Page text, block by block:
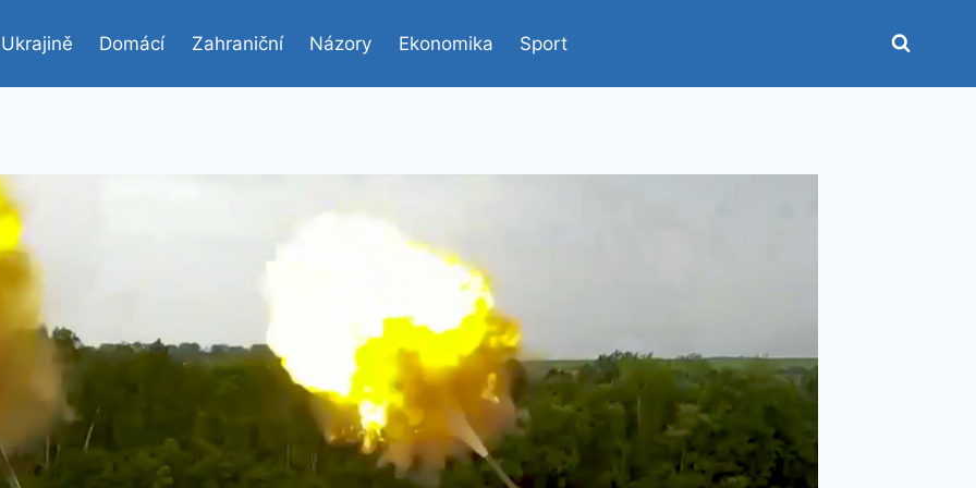
Domácí Zahraniční Názory Ekonomika Sport